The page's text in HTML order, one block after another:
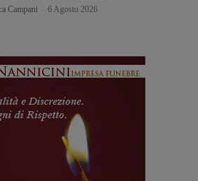
Campani 6 Agosto 2026